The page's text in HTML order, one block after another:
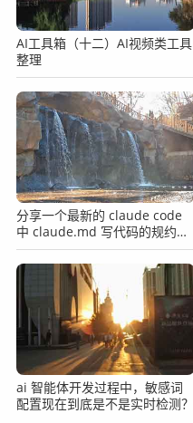
AI工具箱（十二）AI视频类工具
整理
分享一个最新的 claude code
中 claude.md 写代码的规约文
件
ai 智能体开发过程中，敏感词
配置现在到底是不是实时检测？